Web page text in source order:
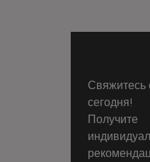
Свяжитесь
сегодня!
Получите